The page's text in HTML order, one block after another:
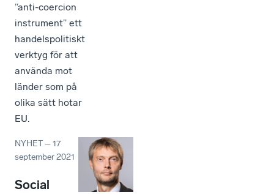
”anti-coercion
instrument” ett
handelspolitiskt
verktyg för att
använda mot
länder som på
olika sätt hotar
EU.
NYHET –17
september 2021
Social